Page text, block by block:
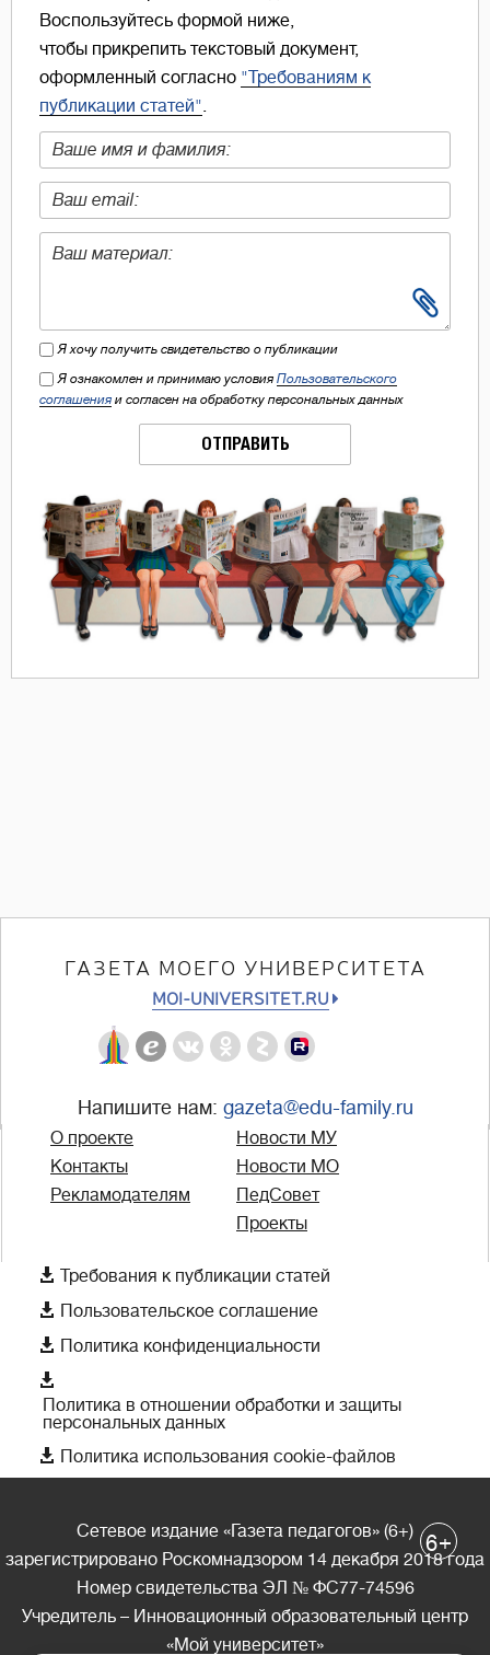
Воспользуйтесь формой ниже,
чтобы прикрепить текстовый документ,
оформленный согласно "Требованиям к
публикации статей".
Я хочу получить свидетельство о публикации
Я ознакомлен и принимаю условия Пользовательского
соглашения и согласен на обработку персональных данных
ОТПРАВИТЬ
ГАЗЕТА МОЕГО УНИВЕРСИТЕТА
MOI-UNIVERSITET.RU
Напишите нам: gazeta@edu-family.ru
О проекте
Контакты
Рекламодателям
Новости МУ
Новости МО
ПедСовет
Проекты
 Требования к публикации статей
 Пользовательское соглашение
 Политика конфиденциальности

Политика в отношении обработки и защиты
персональных данных
 Политика использования cookie-файлов
Сетевое издание «Газета педагогов» (6+)
зарегистрировано Роскомнадзором 14 декабря 2018 года
Номер свидетельства ЭЛ № ФС77-74596
Учредитель – Инновационный образовательный центр
«Мой университет»
6+